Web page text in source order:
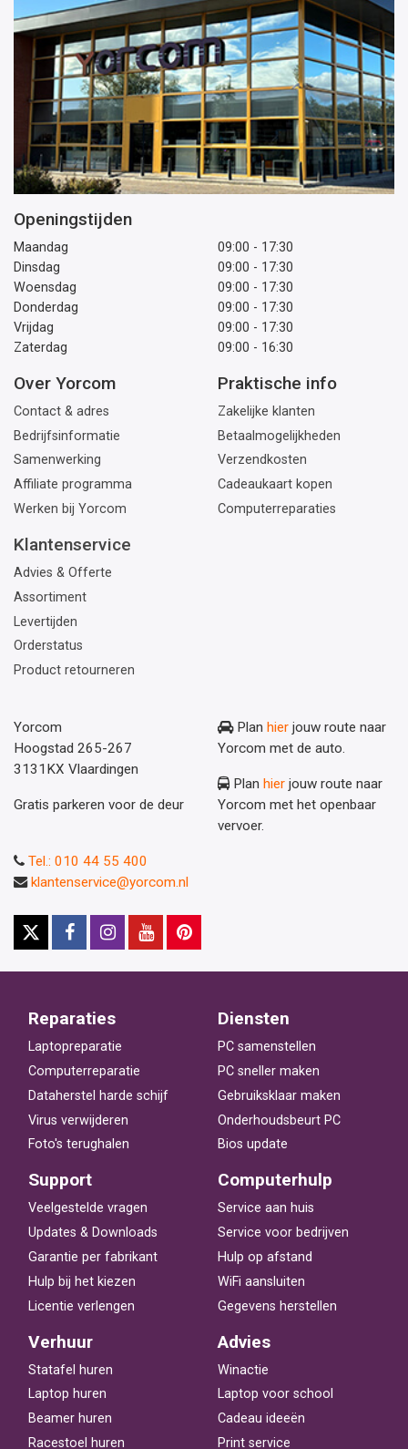
Openingstijden
Maandag
09:00 - 17:30
Dinsdag
09:00 - 17:30
Woensdag
09:00 - 17:30
Donderdag
09:00 - 17:30
Vrijdag
09:00 - 17:30
Zaterdag
09:00 - 16:30
Over Yorcom
Contact & adres
Bedrijfsinformatie
Samenwerking
Affiliate programma
Werken bij Yorcom
Praktische info
Zakelijke klanten
Betaalmogelijkheden
Verzendkosten
Cadeaukaart kopen
Computerreparaties
Klantenservice
Advies & Offerte
Assortiment
Levertijden
Orderstatus
Product retourneren
Yorcom
Hoogstad 265-267
3131KX Vlaardingen
Gratis parkeren voor de deur
Plan hier jouw route naar
Yorcom met de auto.
Plan hier jouw route naar
Yorcom met het openbaar
vervoer.
Tel.: 010 44 55 400
klantenservice@yorcom.nl
Reparaties
Laptopreparatie
Computerreparatie
Dataherstel harde schijf
Virus verwijderen
Foto's terughalen
Diensten
PC samenstellen
PC sneller maken
Gebruiksklaar maken
Onderhoudsbeurt PC
Bios update
Support
Veelgestelde vragen
Updates & Downloads
Garantie per fabrikant
Hulp bij het kiezen
Licentie verlengen
Computerhulp
Service aan huis
Service voor bedrijven
Hulp op afstand
WiFi aansluiten
Gegevens herstellen
Verhuur
Statafel huren
Laptop huren
Beamer huren
Racestoel huren
Advies
Winactie
Laptop voor school
Cadeau ideeën
Print service